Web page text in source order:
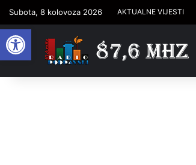
Open toolbar
Subota, 8 kolovoza 2026 AKTUALNE VIJESTI